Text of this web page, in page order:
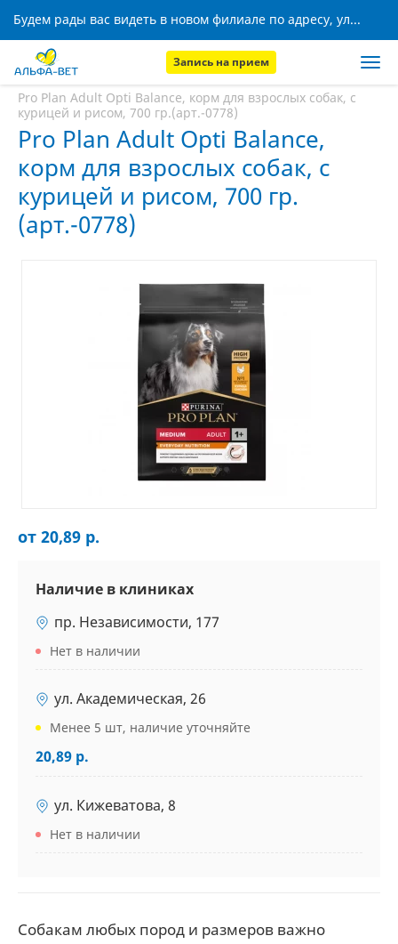
Будем рады вас видеть в новом филиале по адресу, ул. Кижеватова, 8!
Запись на прием
Главная
Pro Plan Adult Opti Balance, корм для взрослых собак, с
курицей и рисом, 700 гр.(арт.-0778)
Pro Plan Adult Opti Balance,
корм для взрослых собак, с
курицей и рисом, 700 гр.
(арт.-0778)
от 20,89 р.
Наличие в клиниках
пр. Независимости, 177
Нет в наличии
ул. Академическая, 26
Менее 5 шт, наличие уточняйте
20,89 р.
ул. Кижеватова, 8
Нет в наличии
Собакам любых пород и размеров важно